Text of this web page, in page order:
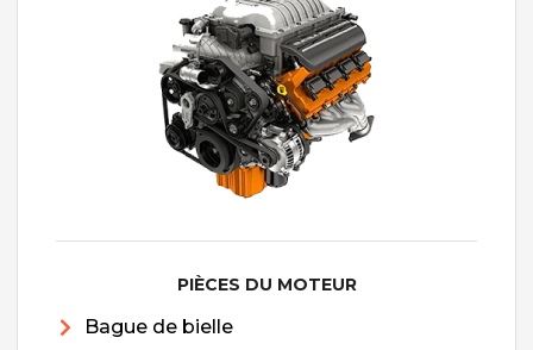
PIÈCES DU MOTEUR
Bague de bielle